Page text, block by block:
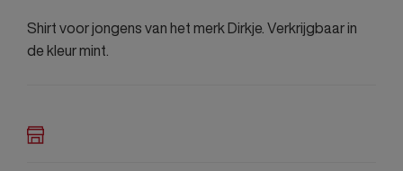
Shirt voor jongens van het merk Dirkje. Verkrijgbaar in
de kleur mint.